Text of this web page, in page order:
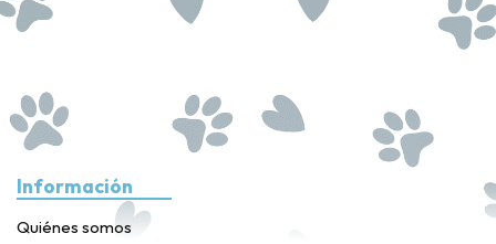
Información
Quiénes somos